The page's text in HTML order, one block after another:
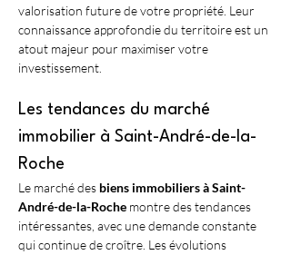
valorisation future de votre propriété. Leur
connaissance approfondie du territoire est un
atout majeur pour maximiser votre
investissement.
Les tendances du marché
immobilier à Saint-André-de-la-
Roche
Le marché des biens immobiliers à Saint-
André-de-la-Roche montre des tendances
intéressantes, avec une demande constante
qui continue de croître. Les évolutions